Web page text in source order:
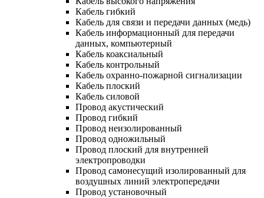
Кабель гибкий
Кабель для связи и передачи данных (медь)
Кабель информационный для передачи
данных, компьютерный
Кабель коаксиальный
Кабель контрольный
Кабель охранно-пожарной сигнализации
Кабель плоский
Кабель силовой
Провод акустический
Провод гибкий
Провод неизолированный
Провод одножильный
Провод плоский для внутренней
электропроводки
Провод самонесущий изолированный для
воздушных линий электропередачи
Провод установочный